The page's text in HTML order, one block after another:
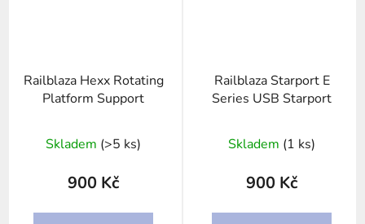
Railblaza Hexx Rotating
Platform Support
Skladem (>5 ks)
900 Kč
Railblaza Starport E
Series USB Starport
Skladem (1 ks)
900 Kč